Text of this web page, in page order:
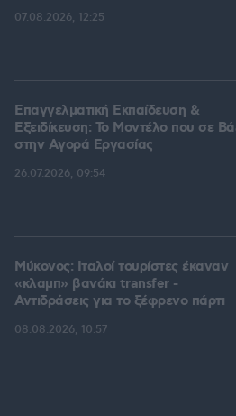
07.08.2026, 12:25
Επαγγελματική Εκπαίδευση &
Εξειδίκευση: Το Mοντέλο που σε
στην Aγορά Eργασίας
26.07.2026, 09:54
Μύκονος: Ιταλοί τουρίστες έκαναν
«κλαμπ» βανάκι transfer -
Αντιδράσεις για το ξέφρενο πάρτι
08.08.2026, 10:57